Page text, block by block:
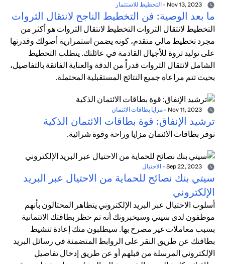
- التخطيط للاستثمار
ما بعد الوصية: فن التخطيط الناجح لانتقال الثروات
التخطيط لانتقال الثروات التخطيط لانتقال الثروات هو أكثر من
مجرد تخطيط مالي متقدم، كونه يضمن استمرارية أصولك وقدرتها
على توليد ثروة للأجيال القادمة في عائلتك. يتطلب التخطيط
الشامل لانتقال الثروات قدراً من الدقة والعناية الفائقة بالتفاصيل،
بحيث تتم مراعاة جميع النتائج المستقبلية المحتملة.
- مزايا بطاقات الائتمان
ترشيد الإنفاق: قوة بطاقات الائتمان الذكية
توفر بطاقات الائتمان مزايا وراحة وقوة شرائية.
- الاحتيال
سيتي بنك نصائح للحماية من الاحتيال عبر البريد
الإلكتروني
أسلوب الاحتيال عبر البريد الإلكتروني يتظاهر المحتالون بأنهم
موظفون لدى سيتي وسيخبرونك أنه تم حظر بطاقتك الائتمانية
بسبب معاملات غير مصرح بها. سيطلبون منك إعادة تنشيط
بطاقتك عن طريق النقر على الروابط المتضمنة في رسائل البريد
الإلكتروني المرسلة من قبلهم أو عن طريق إدخال تفاصيل